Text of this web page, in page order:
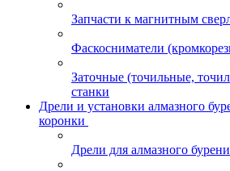
Запчасти к магнитным
Фаскосниматели
Заточные (точильные,
станки
Дрели и установки алмазного
коронки
Дрели для алмазного